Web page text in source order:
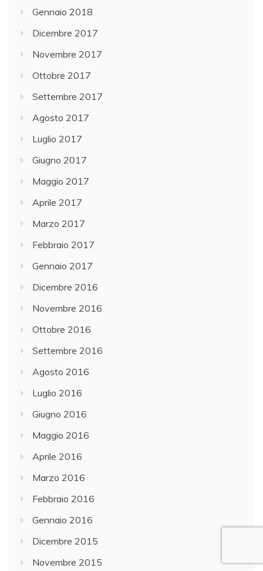
Gennaio 2018
Dicembre 2017
Novembre 2017
Ottobre 2017
Settembre 2017
Agosto 2017
Luglio 2017
Giugno 2017
Maggio 2017
Aprile 2017
Marzo 2017
Febbraio 2017
Gennaio 2017
Dicembre 2016
Novembre 2016
Ottobre 2016
Settembre 2016
Agosto 2016
Luglio 2016
Giugno 2016
Maggio 2016
Aprile 2016
Marzo 2016
Febbraio 2016
Gennaio 2016
Dicembre 2015
Novembre 2015